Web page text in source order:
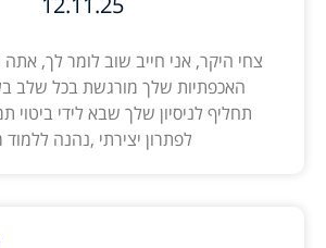
צחי היקר, אני חייב שוב לומר לך, אתה
האכפתיות שלך מורגשת בכל שלב
תחליף לניסיון שלך שבא לידי ביטוי
לפתרון יצירתי ,נהנה